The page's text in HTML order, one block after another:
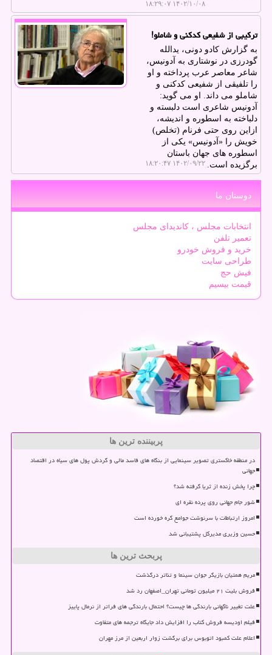
۱۴۰۲/۱۰/۰۸ ۱۸:۲۹:۰۷
ترکیبی از شفیعی کدکنی و شاملو!
به گزارش کادو دونی، یدالله
گودرزی در نوشتاری به آدونیس،
شاعر معاصر عرب پرداخته و او
را تلفیقی از شفیعی کدکنی و
شاملو می داند. او می گوید:
آدونیس شاعری است دلبسته و
دلباخته به اسطوره و اندیشه،
ازاین روی حتی فرنام (تخلص)
خویش را «آدونیس» یکی از
اسطوره های جهان باستان
برگزیده است. ۱۴۰۲/۰۹/۲۲ ۱۸:۲۰:۴۷
دوستان ما
انتخابات مجلس ، کاندیدای مجلس
تعمیر تلفن
خرید و فروش خودرو
طراحی سایت
فیش حج
قیمت بیسیم
پربیننده ترین ها
در منطقه خاکستری تصویر سینمایی از بنگاه های فاسد مالی و گردش پول های سیاه در اقتصاد
جهانی
چرا پخش زنده از ثریا گرفته شد؟
شور جام جهانی روی پرده نقره ای
امروز ارتباطات با سرنوشت جوامع گره خورده است
حسین وزیری مدیرکل پشتیبانی شد
پربحث ترین ها
مریم همتیان بازیگر جوان سینما و تئاتر درگذشت
فروش بلیت ۲۱ میلیون تومانی تهران_اصفهان رد شد
علت تغییر ناگهانی بارندگی ها چیست؟ احتمال بارندگی های فراتر از نرمال پاییز
فیلم اودیسه فروش کتاب را افزایش داد جایگاه ترجمه های متفاوت
اعلام علت کمبود اتوبوس برای برگشت زوار اربعین از مرز مهران